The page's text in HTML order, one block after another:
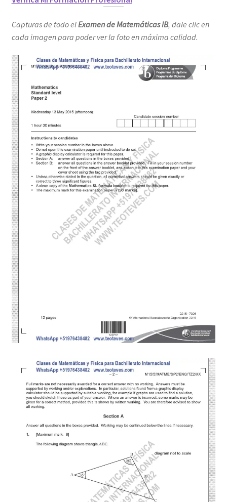
Capturas de todo elExamen de Matemáticas IB, dale clic en
cada imagen para poder ver la foto en máxima calidad.